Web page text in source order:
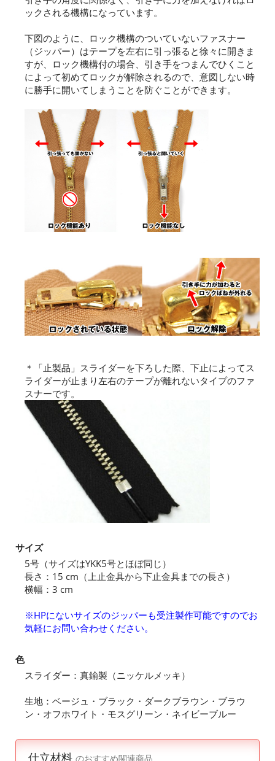
ックされる機構になっています。
下図のように、ロック機構のついていないファスナー
（ジッパー）はテープを左右に引っ張ると徐々に開きま
すが、ロック機構付の場合、引き手をつまんでひくこと
によって初めてロックが解除されるので、意図しない時
に勝手に開いてしまうことを防ぐことができます。
＊「止製品」スライダーを下ろした際、下止によってス
ライダーが止まり左右のテープが離れないタイプのファ
スナーです。
サイズ
5号（サイズはYKK5号とほぼ同じ）
長さ：15 cm（上止金具から下止金具までの長さ）
横幅：3 cm
※HPにないサイズのジッパーも受注製作可能ですのでお
気軽にお問い合わせください。
色
スライダー：真鍮製（ニッケルメッキ）
生地：ベージュ・ブラック・ダークブラウン・ブラウ
ン・オフホワイト・モスグリーン・ネイビーブルー
仕立材料 のおすすめ関連商品